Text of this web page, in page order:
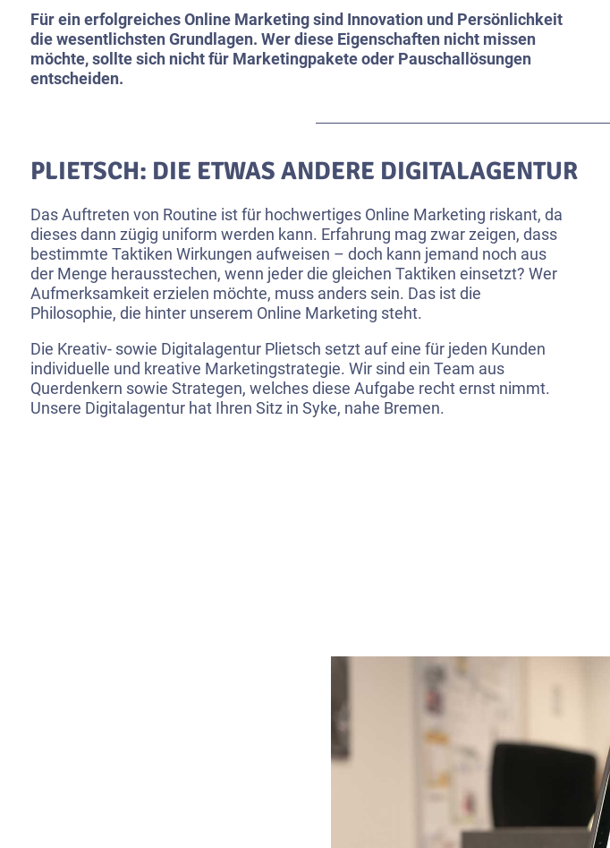
Für ein erfolgreiches Online Marketing sind Innovation und Persönlichkeit
die wesentlichsten Grundlagen. Wer diese Eigenschaften nicht missen
möchte, sollte sich nicht für Marketingpakete oder Pauschallösungen
entscheiden.
PLIETSCH: DIE ETWAS ANDERE DIGITALAGENTUR
Das Auftreten von Routine ist für hochwertiges Online Marketing riskant, da
dieses dann zügig uniform werden kann. Erfahrung mag zwar zeigen, dass
bestimmte Taktiken Wirkungen aufweisen – doch kann jemand noch aus
der Menge herausstechen, wenn jeder die gleichen Taktiken einsetzt? Wer
Aufmerksamkeit erzielen möchte, muss anders sein. Das ist die
Philosophie, die hinter unserem Online Marketing steht.
Die Kreativ- sowie Digitalagentur Plietsch setzt auf eine für jeden Kunden
individuelle und kreative Marketingstrategie. Wir sind ein Team aus
Querdenkern sowie Strategen, welches diese Aufgabe recht ernst nimmt.
Unsere Digitalagentur hat Ihren Sitz in Syke, nahe Bremen.